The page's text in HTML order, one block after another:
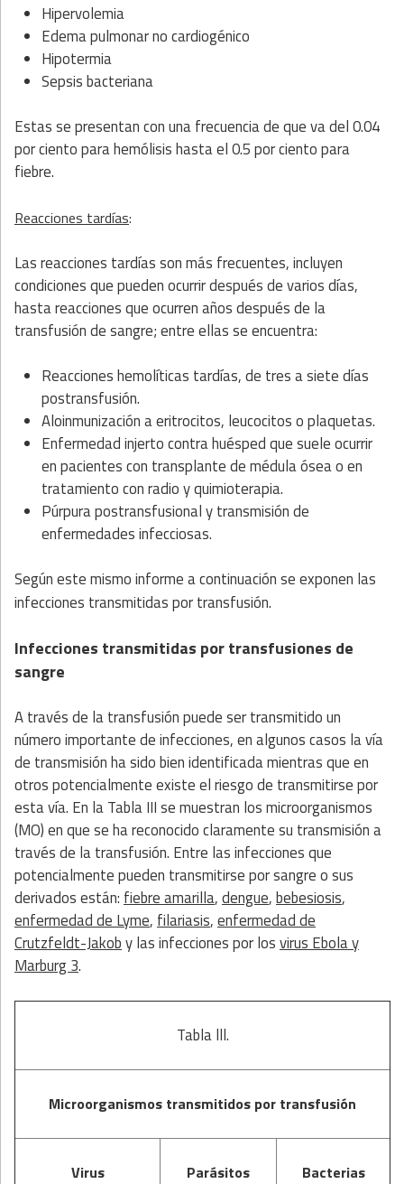
Hipervolemia
Edema pulmonar no cardiogénico
Hipotermia
Sepsis bacteriana
Estas se presentan con una frecuencia de que va del 0.04
por ciento para hemólisis hasta el 0.5 por ciento para
fiebre.
Reacciones tardías:
Las reacciones tardías son más frecuentes, incluyen
condiciones que pueden ocurrir después de varios días,
hasta reacciones que ocurren años después de la
transfusión de sangre; entre ellas se encuentra:
Reacciones hemolíticas tardías, de tres a siete días
postransfusión.
Aloinmunización a eritrocitos, leucocitos o plaquetas.
Enfermedad injerto contra huésped que suele ocurrir
en pacientes con transplante de médula ósea o en
tratamiento con radio y quimioterapia.
Púrpura postransfusional y transmisión de
enfermedades infecciosas.
Según este mismo informe a continuación se exponen las
infecciones transmitidas por transfusión.
Infecciones transmitidas por transfusiones de
sangre
A través de la transfusión puede ser transmitido un
número importante de infecciones, en algunos casos la vía
de transmisión ha sido bien identificada mientras que en
otros potencialmente existe el riesgo de transmitirse por
esta vía. En la Tabla III se muestran los microorganismos
(MO) en que se ha reconocido claramente su transmisión a
través de la transfusión. Entre las infecciones que
potencialmente pueden transmitirse por sangre o sus
derivados están:fiebre amarilla,dengue,bebesiosis,
enfermedad de Lyme,filariasis,enfermedad de
Crutzfeldt-Jakoby las infecciones por losvirus Ebola y
Marburg 3.
Tabla lll.
Microorganismos transmitidos por transfusión
Virus Parásitos Bacterias